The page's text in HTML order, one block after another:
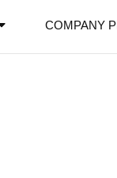
COMPANY